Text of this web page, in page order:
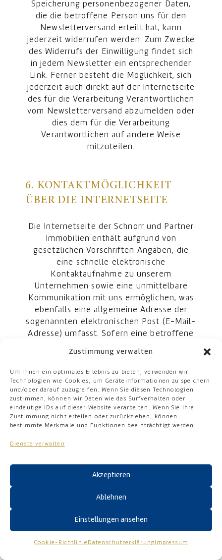
Zustimmung verwalten
Um Ihnen ein optimales Erlebnis zu bieten, verwenden wir
Technologien wie Cookies, um Geräteinformationen zu speichern
und/oder darauf zuzugreifen. Wenn Sie diesen Technologien
zustimmen, können wir Daten wie das Surfverhalten oder
eindeutige IDs auf dieser Website verarbeiten. Wenn Sie Ihre
Zustimmung nicht erteilen oder zurückziehen, können
bestimmte Merkmale und Funktionen beeinträchtigt werden.
Dienste verwalten
Akzeptieren
Ablehnen
Einstellungen ansehen
Cookie-Richtlinie Datenschutzerklärung Impressum
Speicherung personenbezogener Daten,
die die betroffene Person uns für den
Newsletterversand erteilt hat, kann
jederzeit widerrufen werden. Zum Zwecke
des Widerrufs der Einwilligung findet sich
in jedem Newsletter ein entsprechender
Link. Ferner besteht die Möglichkeit, sich
jederzeit auch direkt auf der Internetseite
des für die Verarbeitung Verantwortlichen
vom Newsletterversand abzumelden oder
dies dem für die Verarbeitung
Verantwortlichen auf andere Weise
mitzuteilen.
6. KONTAKTMÖGLICHKEIT
ÜBER DIE INTERNETSEITE
Die Internetseite der Schnorr und Partner
Immobilien enthält aufgrund von
gesetzlichen Vorschriften Angaben, die
eine schnelle elektronische
Kontaktaufnahme zu unserem
Unternehmen sowie eine unmittelbare
Kommunikation mit uns ermöglichen, was
ebenfalls eine allgemeine Adresse der
sogenannten elektronischen Post (E-Mail-
Adresse) umfasst. Sofern eine betroffene
Kontaktformular den Kontakt mit dem für
die Verarbeitung Verantwortlichen
aufnimmt, werden die von der betroffenen
Person übermittelten personenbezogenen
Daten automatisch gespeichert. Solche auf
freiwilliger Basis von einer betroffenen
Person an den für die Verarbeitung
Verantwortlichen übermittelten
Zwecke der Bearbeitung oder der
Kontaktaufnahme zur betroffenen Person
dieser personenbezogenen Daten an